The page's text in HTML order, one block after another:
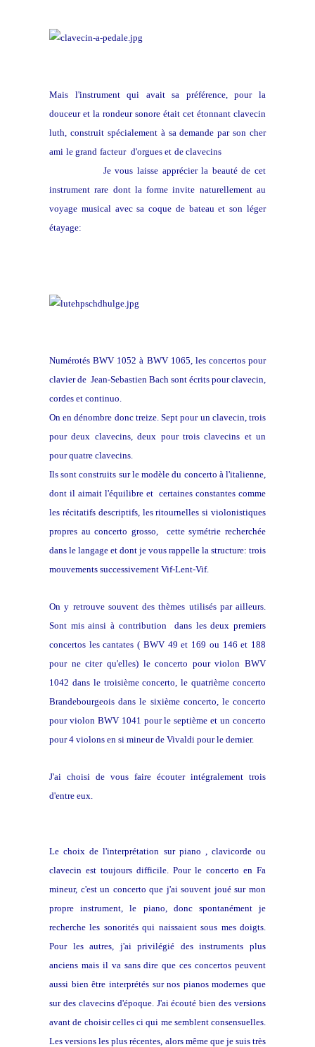
Mais l'instrument qui avait sa préférence, pour la
douceur et la rondeur sonore était cet étonnant clavecin
luth, construit spécialement à sa demande par son cher
ami le grand facteur d'orgues et de clavecins
Je vous laisse apprécier la beauté de cet
instrument rare dont la forme invite naturellement au
voyage musical avec sa coque de bateau et son léger
étayage:
Numérotés BWV 1052 à BWV 1065, les concertos pour
clavier de Jean-Sebastien Bach sont écrits pour clavecin,
cordes et continuo.
On en dénombre donc treize. Sept pour un clavecin, trois
pour deux clavecins, deux pour trois clavecins et un
pour quatre clavecins.
Ils sont construits sur le modèle du concerto à l'italienne,
dont il aimait l'équilibre et certaines constantes comme
les récitatifs descriptifs, les ritournelles si violonistiques
propres au concerto grosso, cette symétrie recherchée
dans le langage et dont je vous rappelle la structure: trois
mouvements successivement Vif-Lent-Vif.
On y retrouve souvent des thèmes utilisés par ailleurs.
Sont mis ainsi à contribution dans les deux premiers
concertos les cantates ( BWV 49 et 169 ou 146 et 188
pour ne citer qu'elles) le concerto pour violon BWV
1042 dans le troisième concerto, le quatrième concerto
Brandebourgeois dans le sixième concerto, le concerto
pour violon BWV 1041 pour le septième et un concerto
pour 4 violons en si mineur de Vivaldi pour le dernier.
J'ai choisi de vous faire écouter intégralement trois
d'entre eux.
Le choix de l'interprétation sur piano , clavicorde ou
clavecin est toujours difficile. Pour le concerto en Fa
mineur, c'est un concerto que j'ai souvent joué sur mon
propre instrument, le piano, donc spontanément je
recherche les sonorités qui naissaient sous mes doigts.
Pour les autres, j'ai privilégié des instruments plus
anciens mais il va sans dire que ces concertos peuvent
aussi bien être interprétés sur nos pianos modernes que
sur des clavecins d'époque. J'ai écouté bien des versions
avant de choisir celles ci qui me semblent consensuelles.
Les versions les plus récentes, alors même que je suis très